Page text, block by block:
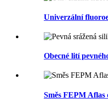
Univerzální
Obecné lití
Směs FEPM